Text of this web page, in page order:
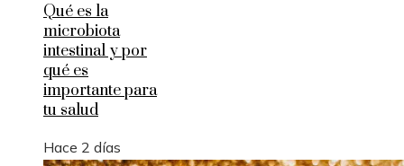
Qué es la
microbiota
intestinal y por
qué es
importante para
tu salud
Hace 2 días